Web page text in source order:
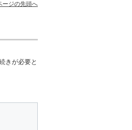
ージの先頭へ
きが必要と